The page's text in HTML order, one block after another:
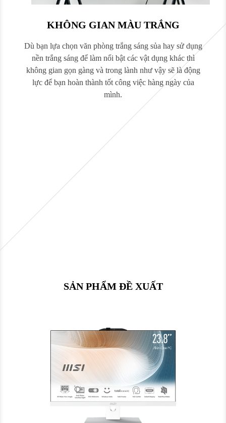
KHÔNG GIAN MÀU TRẮNG
Dù bạn lựa chọn văn phòng trắng sáng sủa hay sử dụng
nền trắng sáng để làm nổi bật các vật dụng khác thì
không gian gọn gàng và trong lành như vậy sẽ là động
lực để bạn hoàn thành tốt công việc hàng ngày của
mình.
SẢN PHẨM ĐỀ XUẤT